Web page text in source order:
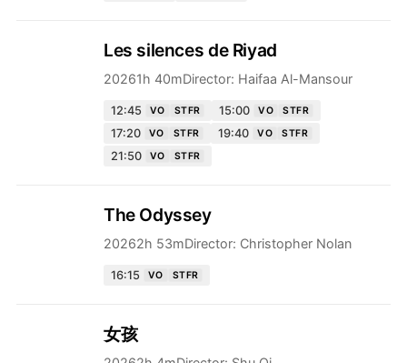
Les silences de Riyad
20261h 40mDirector: Haifaa Al-Mansour
12:45 VO STFR 15:00 VO STFR
17:20 VO STFR 19:40 VO STFR
21:50 VO STFR
The Odyssey
20262h 53mDirector: Christopher Nolan
16:15 VO STFR
女孩